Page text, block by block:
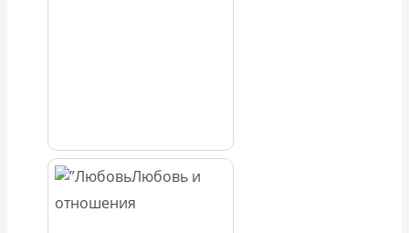
Любовь и
отношения